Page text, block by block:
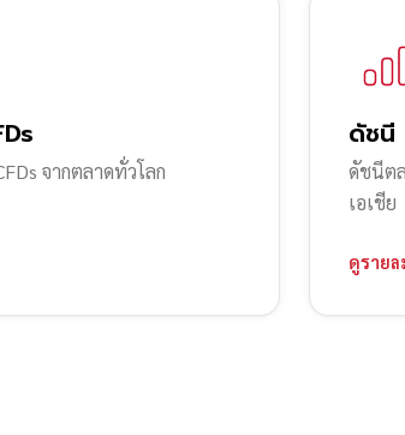
จากตลาดทั่วโลก
ดัชนี
ดัชนีต
เอเชีย
ดูราย